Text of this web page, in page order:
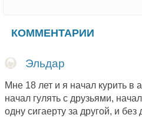
КОММЕНТАРИИ
Эльдар
Мне 18 лет и я начал курить в
начал гулять с друзьями,
одну сигаерту за другой, и